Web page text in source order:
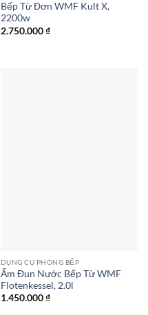
Bếp Từ Đơn WMF Kult X,
2200w
2.750.000₫
DỤNG CỤ PHÒNG BẾP
Ấm Đun Nước Bếp Từ WMF
Flotenkessel, 2.0l
1.450.000₫